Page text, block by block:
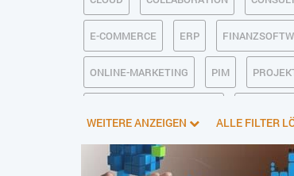
E-COMMERCE ERP
ONLINE-MARKETING PIM
WEITERE ANZEIGEN ALLE FILTER